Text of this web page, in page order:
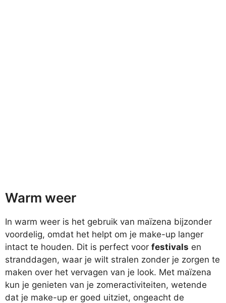
Warm weer
In warm weer is het gebruik van maïzena bijzonder
voordelig, omdat het helpt om je make-up langer
intact te houden. Dit is perfect voor festivals en
stranddagen, waar je wilt stralen zonder je zorgen te
maken over het vervagen van je look. Met maïzena
kun je genieten van je zomeractiviteiten, wetende
dat je make-up er goed uitziet, ongeacht de